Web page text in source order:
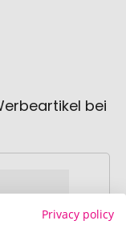
bei
Privacy policy